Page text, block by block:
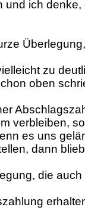
und ich
zu
oben
verbleiben,
es uns
dann
die